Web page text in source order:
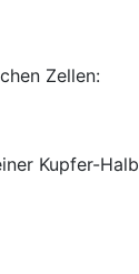
Zellen:
Kupfer-